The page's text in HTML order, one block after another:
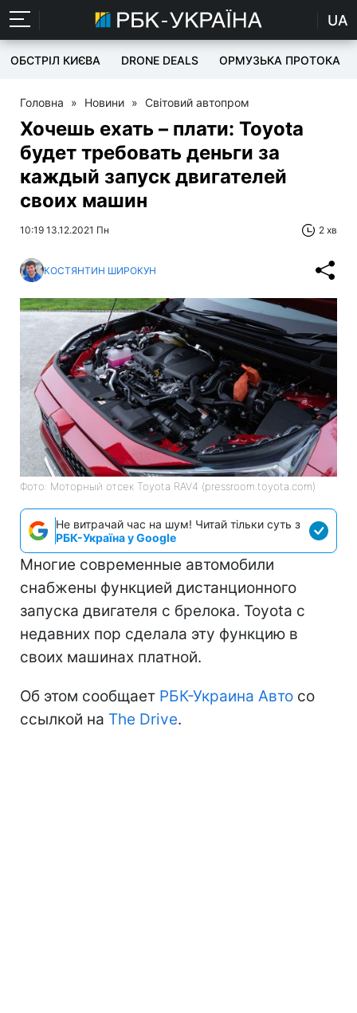
UA
ОБСТРІЛ КИЄВА DRONE DEALS ОРМУЗЬКА ПРОТОКА
Головна » Новини » Світовий автопром
Хочешь ехать – плати: Toyota
будет требовать деньги за
каждый запуск двигателей
своих машин
10:19 13.12.2021 Пн 2 хв
КОСТЯНТИН ШИРОКУН
Фото: Моторный отсек Toyota RAV4 (pressroom.toyota.com)
Не витрачай час на шум! Читай тільки суть з
РБК-Україна у Google
Многие современные автомобили
снабжены функцией дистанционного
запуска двигателя с брелока. Toyota с
недавних пор сделала эту функцию в
своих машинах платной.
Об этом сообщает РБК-Украина Авто со
ссылкой на The Drive.